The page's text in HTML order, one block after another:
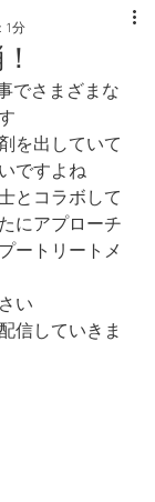
1分
でさまざまな
を出していて
ですよね
とコラボして
にアプローチ
ートリートメ
い
信していきま